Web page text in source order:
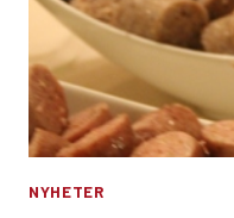
NYHETER